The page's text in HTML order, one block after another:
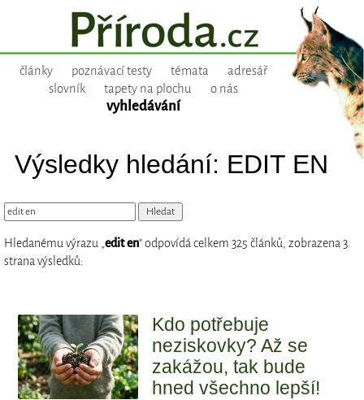
články poznávací testy témata
adresář
slovník
tapety na plochu o nás
vyhledávání
Výsledky hledání: EDIT EN
Hledanému výrazu „edit en“ odpovídá celkem 325 článků, zobrazena 3.
strana výsledků:
Kdo potřebuje
neziskovky? Až se
zakážou, tak bude
hned všechno lepší!